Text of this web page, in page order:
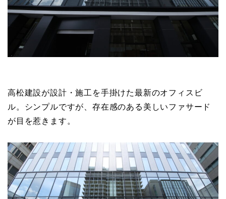
高松建設が設計・施工を手掛けた最新のオフィスビ
ル。シンプルですが、存在感のある美しいファサード
が目を惹きます。